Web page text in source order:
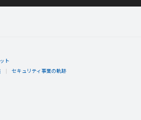
ト
セキュリティ事業の軌跡